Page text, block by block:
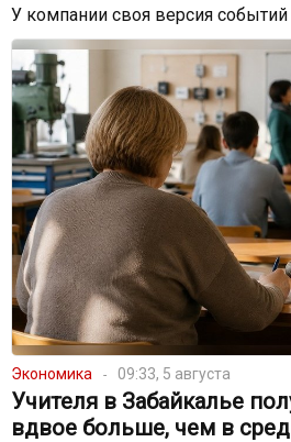
У компании своя версия событий
Экономика 09:33, 5 августа
Учителя в Забайкалье
вдвое больше, чем в